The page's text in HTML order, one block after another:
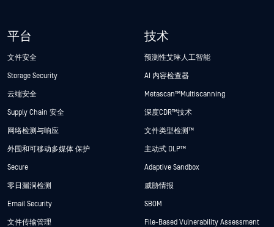
平台
文件安全
Storage Security
云端安全
Supply Chain 安全
网络检测与响应
外围和可移动多媒体 保护
Secure
零日漏洞检测
Email Security
文件传输管理
技术
预测性艾琳人工智能
AI 内容检查器
Metascan™ Multiscanning
深度CDR™技术
文件类型检测™
主动式 DLP™
Adaptive Sandbox
威胁情报
SBOM
File-Based Vulnerability Assessment